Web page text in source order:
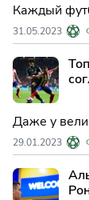
Каждый
всей красе.
нескольких
смогли
аудиторию.
31.05.2023
Даже у
одарила
Физические
в менее
заработать
29.01.2023